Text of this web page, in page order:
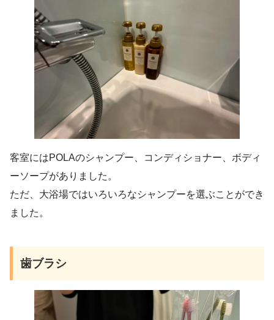
客室にはPOLAのシャンプー、コンディショナー、ボディ
ーソープがありました。
ただ、大浴場ではいろいろなシャンプーを選ぶことができ
ました。
歯ブラシ